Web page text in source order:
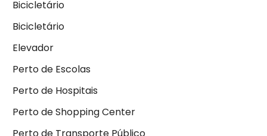
Bicicletário
Bicicletário
Elevador
Perto de Escolas
Perto de Hospitais
Perto de Shopping Center